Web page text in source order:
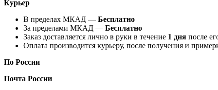
Курьер
В пределах МКАД — Бесплатно
За пределами МКАД — Бесплатно
Заказ доставляется лично в руки в течение 1 дня после
Оплата производится курьеру, после получения и
По России
Почта России